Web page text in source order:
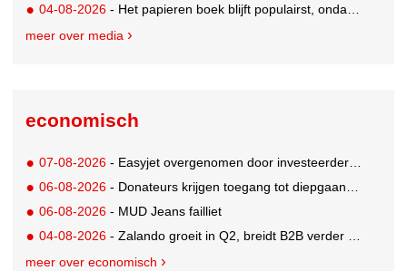
04-08-2026 - Het papieren boek blijft populairst, ondanks digitale alternatieven
meer over media
economisch
07-08-2026 - Easyjet overgenomen door investeerder Apollo
06-08-2026 - Donateurs krijgen toegang tot diepgaandere informatie over goede doelen
06-08-2026 - MUD Jeans failliet
04-08-2026 - Zalando groeit in Q2, breidt B2B verder uit en innoveert met AI
meer over economisch